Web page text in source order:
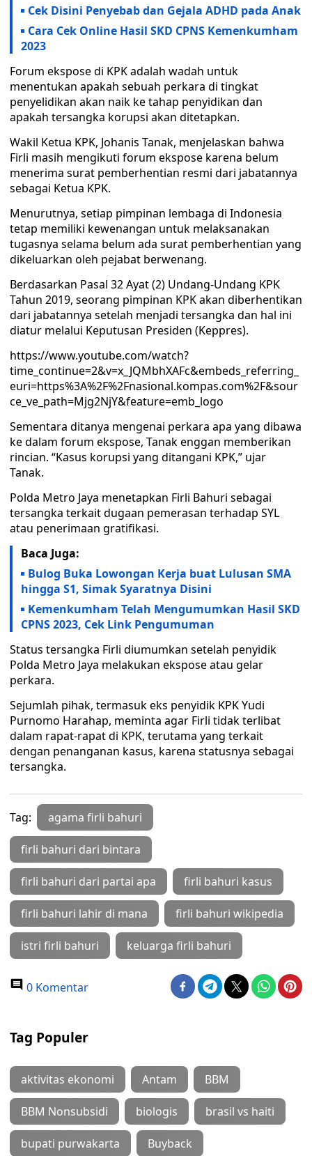
Cek Disini Penyebab dan Gejala ADHD pada Anak
Cara Cek Online Hasil SKD CPNS Kemenkumham
2023
Forum ekspose di KPK adalah wadah untuk
menentukan apakah sebuah perkara di tingkat
penyelidikan akan naik ke tahap penyidikan dan
apakah tersangka korupsi akan ditetapkan.
Wakil Ketua KPK, Johanis Tanak, menjelaskan bahwa
Firli masih mengikuti forum ekspose karena belum
menerima surat pemberhentian resmi dari jabatannya
sebagai Ketua KPK.
Menurutnya, setiap pimpinan lembaga di Indonesia
tetap memiliki kewenangan untuk melaksanakan
tugasnya selama belum ada surat pemberhentian yang
dikeluarkan oleh pejabat berwenang.
Berdasarkan Pasal 32 Ayat (2) Undang-Undang KPK
Tahun 2019, seorang pimpinan KPK akan diberhentikan
dari jabatannya setelah menjadi tersangka dan hal ini
diatur melalui Keputusan Presiden (Keppres).
https://www.youtube.com/watch?
time_continue=2&v=x_JQMbhXAFc&embeds_referring_
euri=https%3A%2F%2Fnasional.kompas.com%2F&sour
ce_ve_path=Mjg2NjY&feature=emb_logo
Sementara ditanya mengenai perkara apa yang dibawa
ke dalam forum ekspose, Tanak enggan memberikan
rincian. “Kasus korupsi yang ditangani KPK,” ujar
Tanak.
Polda Metro Jaya menetapkan Firli Bahuri sebagai
tersangka terkait dugaan pemerasan terhadap SYL
atau penerimaan gratifikasi.
Baca Juga:
Bulog Buka Lowongan Kerja buat Lulusan SMA
hingga S1, Simak Syaratnya Disini
Kemenkumham Telah Mengumumkan Hasil SKD
CPNS 2023, Cek Link Pengumuman
Status tersangka Firli diumumkan setelah penyidik
Polda Metro Jaya melakukan ekspose atau gelar
perkara.
Sejumlah pihak, termasuk eks penyidik KPK Yudi
Purnomo Harahap, meminta agar Firli tidak terlibat
dalam rapat-rapat di KPK, terutama yang terkait
dengan penanganan kasus, karena statusnya sebagai
tersangka.
Tag: agama firli bahuri
firli bahuri dari bintara
firli bahuri dari partai apa firli bahuri kasus
firli bahuri lahir di mana firli bahuri wikipedia
istri firli bahuri keluarga firli bahuri
0 Komentar
Tag Populer
aktivitas ekonomi Antam BBM
BBM Nonsubsidi biologis brasil vs haiti
bupati purwakarta Buyback